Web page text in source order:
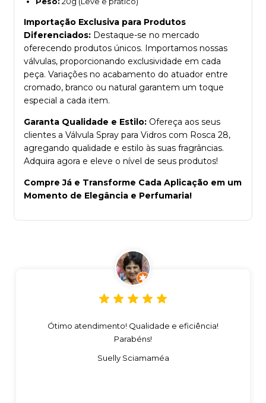
Importação Exclusiva para Produtos
Diferenciados: Destaque-se no mercado
oferecendo produtos únicos. Importamos nossas
válvulas, proporcionando exclusividade em cada
peça. Variações no acabamento do atuador entre
cromado, branco ou natural garantem um toque
especial a cada item.
Garanta Qualidade e Estilo: Ofereça aos seus
clientes a Válvula Spray para Vidros com Rosca 28,
agregando qualidade e estilo às suas fragrâncias.
Adquira agora e eleve o nível de seus produtos!
Compre Já e Transforme Cada Aplicação em um
Momento de Elegância e Perfumaria!
Ótimo atendimento! Qualidade e eficiência!
Parabéns!
Suelly Sciamaméa